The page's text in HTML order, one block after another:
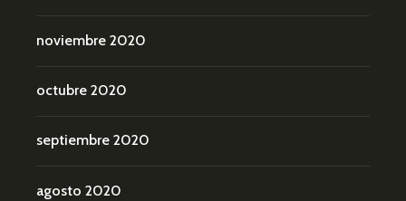
noviembre 2020
octubre 2020
septiembre 2020
agosto 2020